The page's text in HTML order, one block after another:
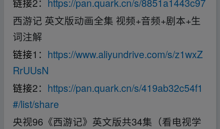
链接2： https://pan.quark.cn/s/8851a1443c97
西游记 英文版动画全集 视频+音频+剧本+生
词注解
链接1： https://www.aliyundrive.com/s/z1wxZ
RrUUsN
链接2： https://pan.quark.cn/s/419ab32c54f1
#/list/share
央视96《西游记》英文版共34集（看电视学